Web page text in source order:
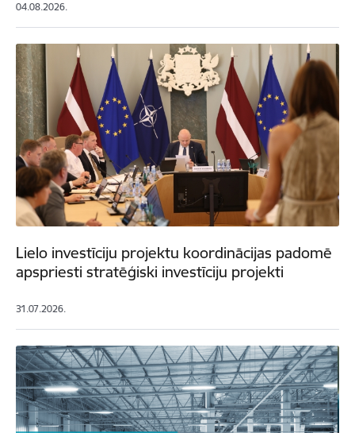
04.08.2026.
Lielo investīciju projektu koordinācijas padomē
apspriesti stratēģiski investīciju projekti
31.07.2026.